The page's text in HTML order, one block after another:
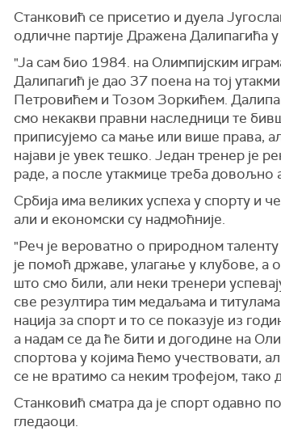
Станковић се присетио и дуела
одличне партије Дражена Далипагића
"Ја сам био 1984. на Олимпијским
Далипагић је дао 37 поена на тој
Петровићем и Тозом Зоркићем.
смо некакви правни наследници те
приписујемо са мање или више права,
најави је увек тешко. Један тренер је
раде, а после утакмице треба довољно
Србија има великих успеха у спорту и
али и економски су надмоћније.
"Реч је вероватно о природном
је помоћ државе, улагање у клубове, а
што смо били, али неки тренери
све резултира тим медаљама и
нација за спорт и то се показује из
а надам се да ће бити и догодине на
спортова у којима ћемо учествовати,
се не вратимо са неким трофејом, тако
Станковић сматра да је спорт одавно
гледаоци.